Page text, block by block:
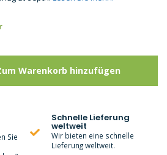
Warenkorb hinzufügen
Sie
Schnelle Lieferung
weltweit
Wir bieten eine schnelle
Lieferung weltweit.